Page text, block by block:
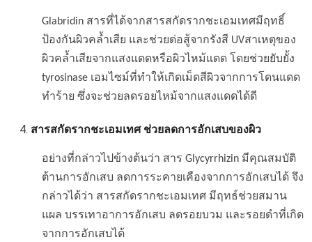
Glabridin สารที่ได้จากสารสกัดรากชะเอมเทศมีฤทธิ์
ป้องกันผิวคล้ำเสีย และช่วยต่อสู้จากรังสี UVสาเหตุของ
ผิวคล้ำเสียจากแสงแดดหรือผิวไหม้แดด โดยช่วยยับยั้ง
tyrosinase เอมไซม์ที่ทำให้เกิดเม็ดสีผิวจากการโดนแดด
ทำร้าย ซึ่งจะช่วยลดรอยไหม้จากแสงแดดได้ดี
สารสกัดรากชะเอมเทศ ช่วยลดการอักเสบของผิว
อย่างที่กล่าวไปข้างต้นว่า สาร Glycyrrhizin มีคุณสมบัติ
ต้านการอักเสบ ลดการระคายเคืองจากการอักเสบได้ จึง
กล่าวได้ว่า สารสกัดรากชะเอมเทศ มีฤทธ์ช่วยสมาน
แผล บรรเทาอาการอักเสบ ลดรอยบวม และรอยดำที่เกิด
จากการอักเสบได้